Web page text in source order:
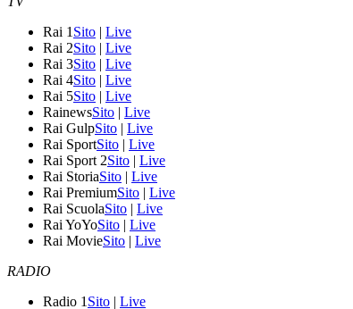
Rai 1 Sito | Live
Rai 2Sito | Live
Rai 3Sito | Live
Rai 4Sito | Live
Rai 5Sito | Live
RainewsSito | Live
Rai GulpSito | Live
Rai SportSito | Live
Rai Sport 2Sito | Live
Rai StoriaSito | Live
Rai PremiumSito | Live
Rai ScuolaSito | Live
Rai YoYoSito | Live
Rai MovieSito | Live
RADIO
Radio 1 Sito | Live